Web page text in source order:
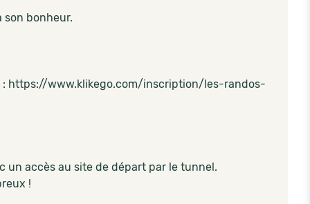
bonheur.
https://www.klikego.com/inscription/les-randos-
un accès au site de départ par le tunnel.
!